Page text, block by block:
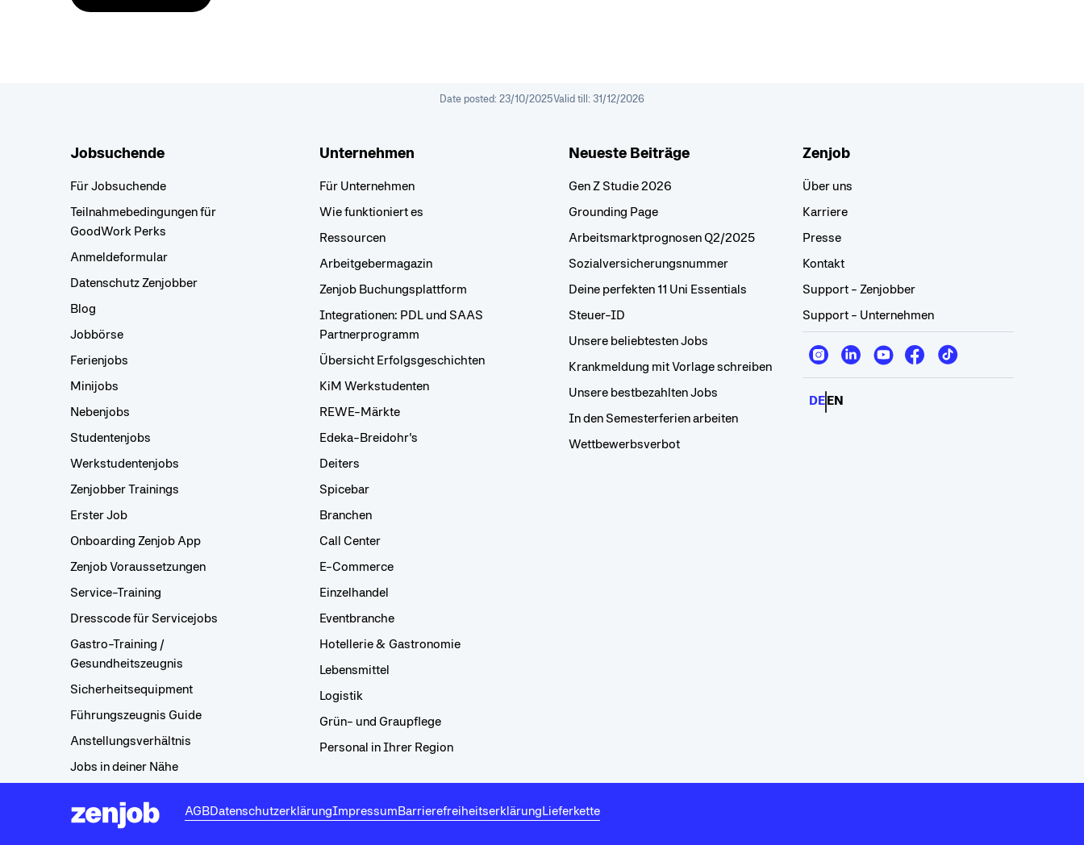
Date posted: 23/10/2025Valid till: 31/12/2026
Jobsuchende
Für Jobsuchende
Teilnahmebedingungen für
GoodWork Perks
Anmeldeformular
Datenschutz Zenjobber
Blog
Jobbörse
Ferienjobs
Minijobs
Nebenjobs
Studentenjobs
Werkstudentenjobs
Zenjobber Trainings
Erster Job
Onboarding Zenjob App
Zenjob Voraussetzungen
Service-Training
Dresscode für Servicejobs
Gastro-Training /
Gesundheitszeugnis
Sicherheitsequipment
Führungszeugnis Guide
Anstellungsverhältnis
Jobs in deiner Nähe
Unternehmen
Für Unternehmen
Wie funktioniert es
Ressourcen
Arbeitgebermagazin
Zenjob Buchungsplattform
Integrationen: PDL und SAAS
Partnerprogramm
Übersicht Erfolgsgeschichten
KiM Werkstudenten
REWE-Märkte
Edeka-Breidohr's
Deiters
Spicebar
Branchen
Call Center
E-Commerce
Einzelhandel
Eventbranche
Hotellerie & Gastronomie
Lebensmittel
Logistik
Grün- und Graupflege
Personal in Ihrer Region
Neueste Beiträge
Gen Z Studie 2026
Grounding Page
Arbeitsmarktprognosen Q2/2025
Sozialversicherungsnummer
Deine perfekten 11 Uni Essentials
Steuer-ID
Unsere beliebtesten Jobs
Krankmeldung mit Vorlage schreiben
Unsere bestbezahlten Jobs
In den Semesterferien arbeiten
Wettbewerbsverbot
Zenjob
Über uns
Karriere
Presse
Kontakt
Support - Zenjobber
Support - Unternehmen
DEEN
AGBDatenschutzerklärungImpressumBarrierefreiheitserklärungLieferkette